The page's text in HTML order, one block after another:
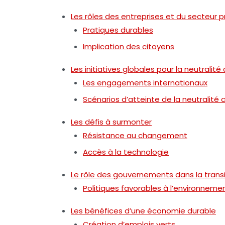
Les rôles des entreprises et du secteur
Pratiques durables
Implication des citoyens
Les initiatives globales pour la neutralité
Les engagements internationaux
Scénarios d’atteinte de la neutralité
Les défis à surmonter
Résistance au changement
Accès à la technologie
Le rôle des gouvernements dans la
Politiques favorables à
Les bénéfices d’une économie durable